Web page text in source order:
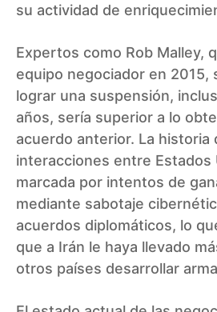
su actividad de
Expertos como Rob Malley,
equipo negociador en 2015,
lograr una suspensión,
años, sería superior a lo
acuerdo anterior. La historia
interacciones entre Estados
marcada por intentos de
mediante sabotaje
acuerdos diplomáticos, lo
que a Irán le haya llevado
otros países desarrollar